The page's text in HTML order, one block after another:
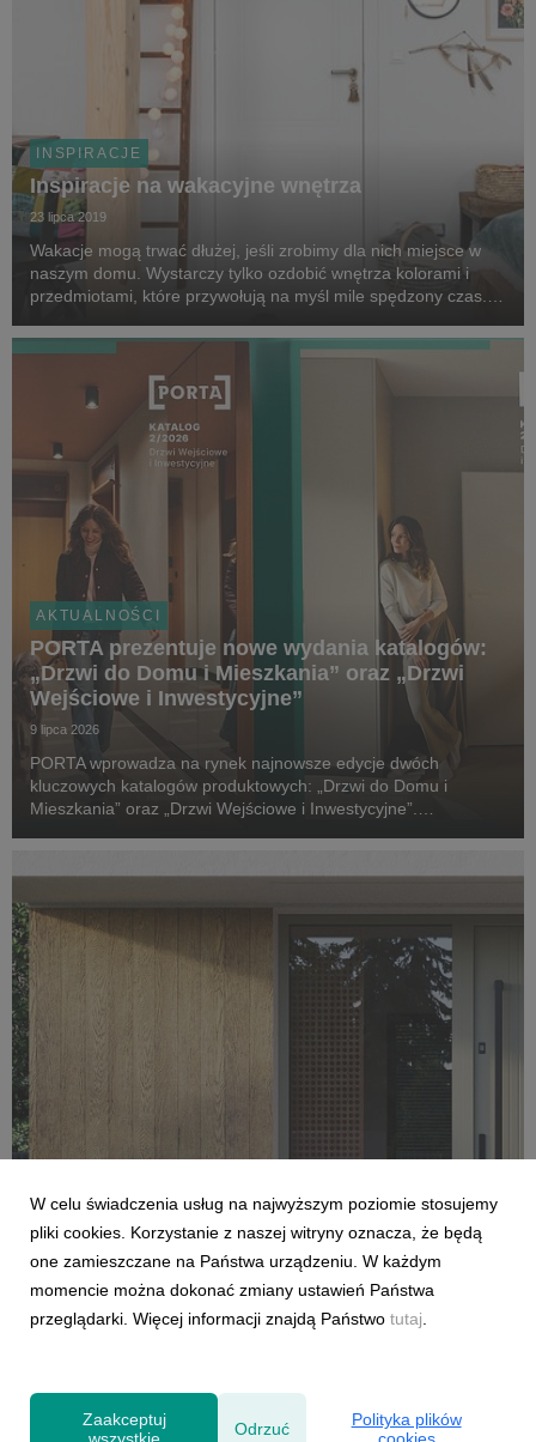
INSPIRACJE
Inspiracje na wakacyjne wnętrza
23 lipca 2019
Wakacje mogą trwać dłużej, jeśli zrobimy dla nich miejsce w
naszym domu. Wystarczy tylko ozdobić wnętrza kolorami i
przedmiotami, które przywołują na myśl mile spędzony czas.
pamiątki czy egzotyczne kwiaty, które wp...
AKTUALNOŚCI
PORTA prezentuje nowe wydania katalogów:
„Drzwi do Domu i Mieszkania” oraz „Drzwi
Wejściowe i Inwestycyjne”
9 lipca 2026
PORTA wprowadza na rynek najnowsze edycje dwóch
kluczowych katalogów produktowych: „Drzwi do Domu i
Mieszkania” oraz „Drzwi Wejściowe i Inwestycyjne”.
odpowiadają ...
Nowa odsłona katalogu PORTA THERMO!
26 czerwca 2026
Porta prezentuje prezentuje nowy katalog PORTA THERMO
2026. Kompleksową ofertę drzwi zewnętrznych stalowych,
która łączy nowoczesny design, zaawansowaną
odpowiad...
W celu świadczenia usług na najwyższym poziomie stosujemy
pliki cookies. Korzystanie z naszej witryny oznacza, że będą
one zamieszczane na Państwa urządzeniu. W każdym
momencie można dokonać zmiany ustawień Państwa
przeglądarki. Więcej informacji znajdą Państwo tutaj
Zaakceptuj
Odrzuć
Polityka plików